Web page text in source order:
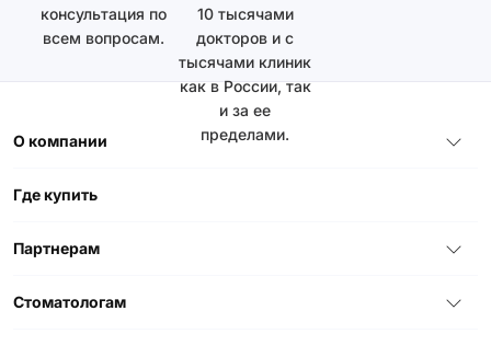
консультация по
всем вопросам.
10 тысячами
докторов и с
тысячами клиник
как в России, так
и за ее
пределами.
О компании
Где купить
Партнерам
Стоматологам